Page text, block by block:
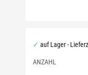
auf Lager -
ANZAHL